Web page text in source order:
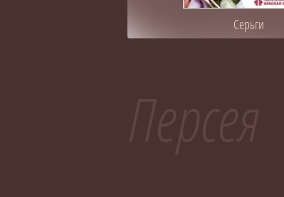
Серьги